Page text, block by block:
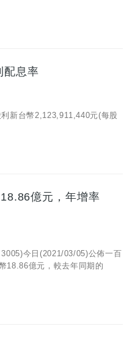
配息率
新台幣2,123,911,440元(每股
億元，年增率
今日(2021/03/05)公佈一百
18.86億元，較去年同期的